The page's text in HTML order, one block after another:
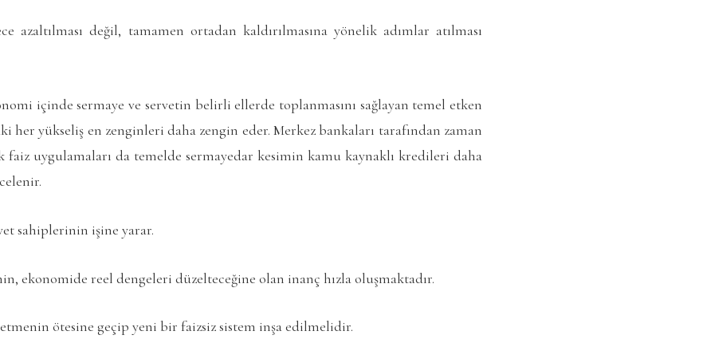
azaltılması değil, tamamen ortadan kaldırılmasına yönelik adımlar atılması
içinde sermaye ve servetin belirli ellerde toplanmasını sağlayan temel etken
her yükseliş en zenginleri daha zengin eder. Merkez bankaları tarafından zaman
faiz uygulamaları da temelde sermayedar kesimin kamu kaynaklı kredileri daha
sahiplerinin işine yarar.
ekonomide reel dengeleri düzelteceğine olan inanç hızla oluşmaktadır.
ötesine geçip yeni bir faizsiz sistem inşa edilmelidir.